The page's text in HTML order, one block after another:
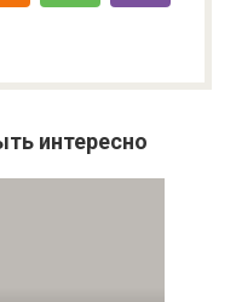
интересно